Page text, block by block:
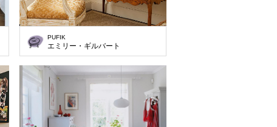
PUFIK
エミリー・ギルバート